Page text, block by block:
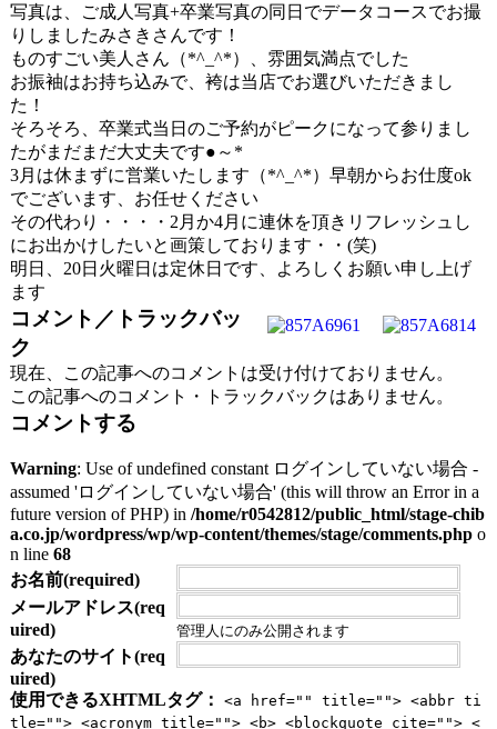
写真は、ご成人写真+卒業写真の同日でデータコースでお撮
りしましたみさきさんです！
ものすごい美人さん（*^_^*）、雰囲気満点でした
お振袖はお持ち込みで、袴は当店でお選びいただきまし
た！
そろそろ、卒業式当日のご予約がピークになって参りまし
たがまだまだ大丈夫です●～*
3月は休まずに営業いたします（*^_^*）早朝からお仕度ok
でございます、お任せください
その代わり・・・・2月か4月に連休を頂きリフレッシュし
にお出かけしたいと画策しております・・(笑)
明日、20日火曜日は定休日です、よろしくお願い申し上げ
ます
コメント／トラックバッ
ク
現在、この記事へのコメントは受け付けておりません。
この記事へのコメント・トラックバックはありません。
コメントする
Warning: Use of undefined constant ログインしていない場合 -
assumed 'ログインしていない場合' (this will throw an Error in a
future version of PHP) in /home/r0542812/public_html/stage-chib
a.co.jp/wordpress/wp/wp-content/themes/stage/comments.phpo
n line 68
お名前(required)
メールアドレス(req
uired)
管理人にのみ公開されます
あなたのサイト(req
uired)
使用できるXHTMLタグ：
<a href="" title=""> <abbr ti
tle=""> <acronym title=""> <b> <blockquote cite=""> <